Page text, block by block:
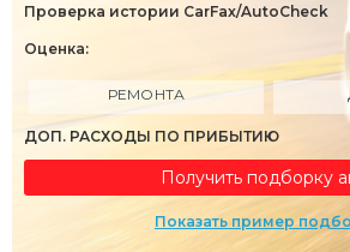
Проверка истории CarFax/AutoCheck
Оценка:
РЕМОНТА
ДОП. РАСХОДЫ ПО ПРИБЫТИЮ
Получить подборку
Показать пример